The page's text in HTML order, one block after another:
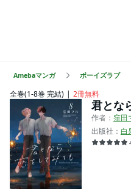
Amebaマンガ ボーイズラブ
全巻(1-8巻 完結) 2冊無料
君とな
作者： 窪田
出版社： 白